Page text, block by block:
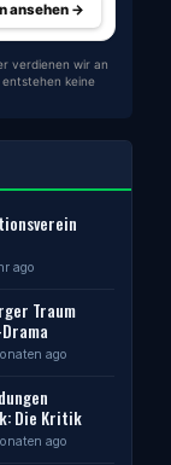
ansehen →
verdienen wir an
keine
ago
Traum
ago
Die Kritik
ago